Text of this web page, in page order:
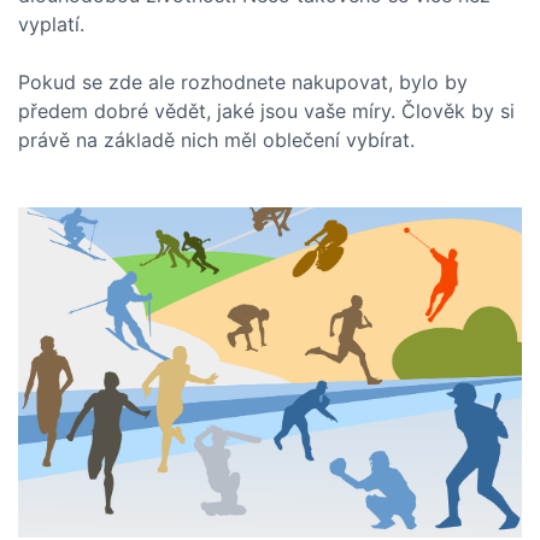
vyplatí.
Pokud se zde ale rozhodnete nakupovat, bylo by
předem dobré vědět, jaké jsou vaše míry. Člověk by si
právě na základě nich měl oblečení vybírat.